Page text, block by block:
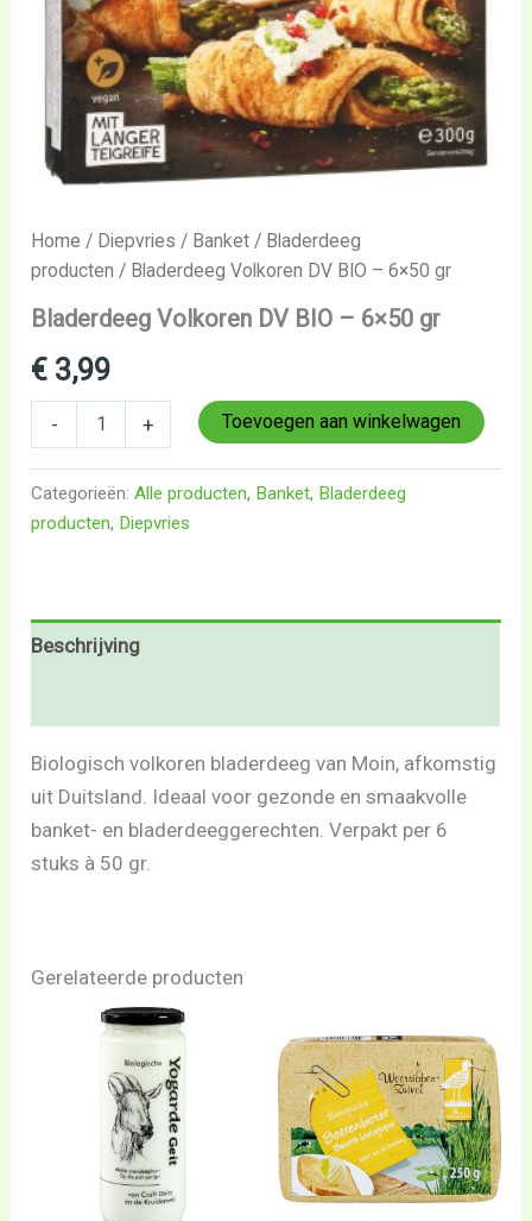
Home / Diepvries / Banket / Bladerdeeg
producten / Bladerdeeg Volkoren DV BIO – 6×50 gr
Bladerdeeg Volkoren DV BIO – 6×50 gr
€ 3,99
- + Toevoegen aan winkelwagen
Categorieën:Alle producten, Banket, Bladerdeeg
producten, Diepvries
Beschrijving
Biologisch volkoren bladerdeeg van Moin, afkomstig
uit Duitsland. Ideaal voor gezonde en smaakvolle
banket- en bladerdeeggerechten. Verpakt per 6
stuks à 50 gr.
Gerelateerde producten